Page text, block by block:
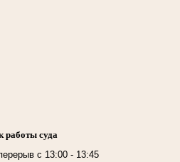
работы суда
с 13:00 - 13:45